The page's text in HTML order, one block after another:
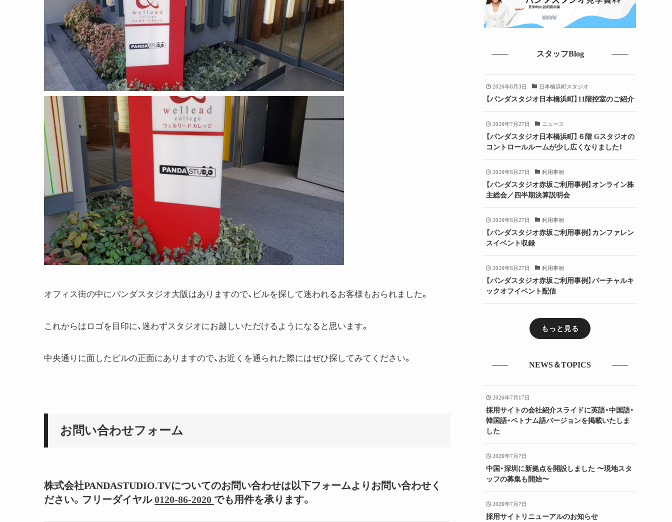
オフィス街の中にパンダスタジオ大阪はありますので、ビルを探して迷われるお客様もおられました。
これからはロゴを目印に、迷わずスタジオにお越しいただけるようになると思います。
中央通りに面したビルの正面にありますので、お近くを通られた際にはぜひ探してみてください。
お問い合わせフォーム
株式会社PANDASTUDIO.TVについてのお問い合わせは以下フォームよりお問い合わせく
ださい。フリーダイヤル0120-86-2020 でも用件を承ります。
スタッフBlog
2026年8月3日 日本橋浜町スタジオ
【パンダスタジオ日本橋浜町】11階控室のご紹介
2026年7月27日 ニュース
【パンダスタジオ日本橋浜町】６階 Gスタジオの
コントロールルームが少し広くなりました！
2026年6月27日 利用事例
【パンダスタジオ赤坂ご利用事例】オンライン株
主総会／四半期決算説明会
2026年6月27日 利用事例
【パンダスタジオ赤坂ご利用事例】カンファレン
スイベント収録
2026年6月27日 利用事例
【パンダスタジオ赤坂ご利用事例】バーチャルキ
ックオフイベント配信
もっと見る
NEWS＆TOPICS
2026年7月17日
採用サイトの会社紹介スライドに英語・中国語・
韓国語・ベトナム語バージョンを掲載いたしま
した
2026年7月7日
中国・深圳に新拠点を開設しました 〜現地スタ
ッフの募集も開始〜
2026年7月7日
採用サイトリニューアルのお知らせ